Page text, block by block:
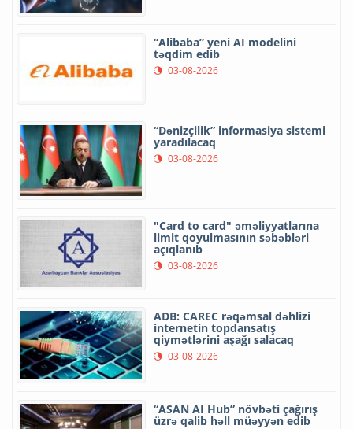
“Alibaba” yeni AI modelini
təqdim edib
03-08-2026
“Dənizçilik” informasiya sistemi
yaradılacaq
03-08-2026
"Card to card" əməliyyatlarına
limit qoyulmasının səbəbləri
açıqlanıb
03-08-2026
ADB: CAREC rəqəmsal dəhlizi
internetin topdansatış
qiymətlərini aşağı salacaq
03-08-2026
“ASAN AI Hub” növbəti çağırış
üzrə qalib həll müəyyən edib